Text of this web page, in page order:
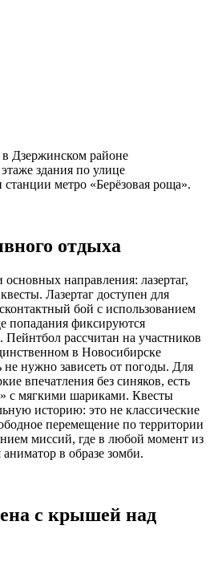
Дзержинском районе
здания по улице
станции метро «Берёзовая роща».
отдыха
направления: лазертаг,
Лазертаг доступен для
бой с использованием
попадания фиксируются
рассчитан на участников
в Новосибирске
нужно зависеть от погоды. Для
впечатления без синяков, есть
с мягкими шариками. Квесты
историю: это не классические
перемещение по территории
миссий, где в любой момент из
в образе зомби.
с крышей над